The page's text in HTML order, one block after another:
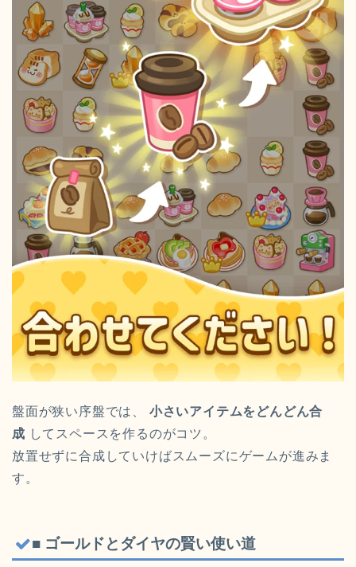
盤面が狭い序盤では、 小さいアイテムをどんどん合
成 してスペースを作るのがコツ。
放置せずに合成していけばスムーズにゲームが進みま
す。
■ ゴールドとダイヤの賢い使い道